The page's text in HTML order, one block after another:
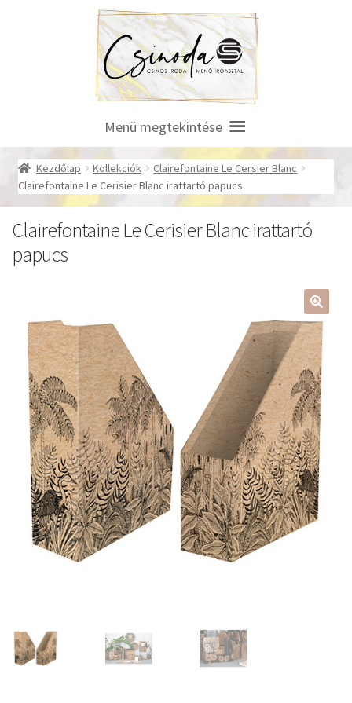
Menü megtekintése
Kezdőlap Kollekciók
Clairefontaine Le Cersier Blanc
Clairefontaine Le Cerisier Blanc irattartó papucs
Clairefontaine Le Cerisier Blanc irattartó
papucs